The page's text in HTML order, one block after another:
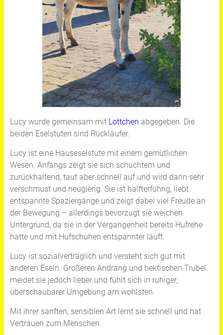
Lucy wurde gemeinsam mit Lottchen abgegeben. Die
beiden Eselstuten sind Rückläufer.
Lucy ist eine Hauseselstute mit einem gemütlichen
Wesen. Anfangs zeigt sie sich schüchtern und
zurückhaltend, taut aber schnell auf und wird dann sehr
verschmust und neugierig. Sie ist halfterführig, liebt
entspannte Spaziergänge und zeigt dabei viel Freude an
der Bewegung – allerdings bevorzugt sie weichen
Untergrund, da sie in der Vergangenheit bereits Hufrehe
hatte und mit Hufschuhen entspannter läuft.
Lucy ist sozialverträglich und versteht sich gut mit
anderen Eseln. Größeren Andrang und hektischen Trubel
meidet sie jedoch lieber und fühlt sich in ruhiger,
überschaubarer Umgebung am wohlsten.
Mit ihrer sanften, sensiblen Art lernt sie schnell und hat
Vertrauen zum Menschen.